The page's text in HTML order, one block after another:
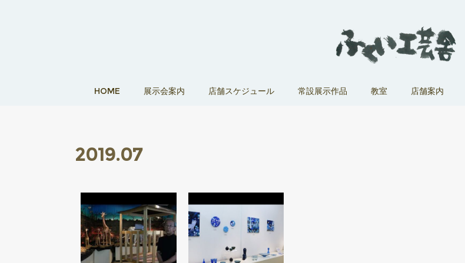
HOME 展示会案内 店舗スケジュール 常設展示作品 教室 店舗案内
2019.07